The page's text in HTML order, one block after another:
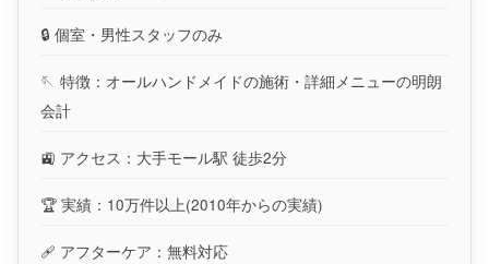
🔒 個室・男性スタッフのみ
🪡 特徴：オールハンドメイドの施術・詳細メニューの明朗
会計
🚉 アクセス：大手モール駅 徒歩2分
🏆 実績：10万件以上(2010年からの実績)
🩹 アフターケア：無料対応